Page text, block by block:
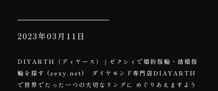
2023年03月11日
DIYARTH（ディヤース）｜ゼクシィで婚約指輪・結婚指
輪を探す (zexy.net) ダイヤモンド専門店DIAYARTH
で世界でたった一つの大切なリングに めぐりあえますよう